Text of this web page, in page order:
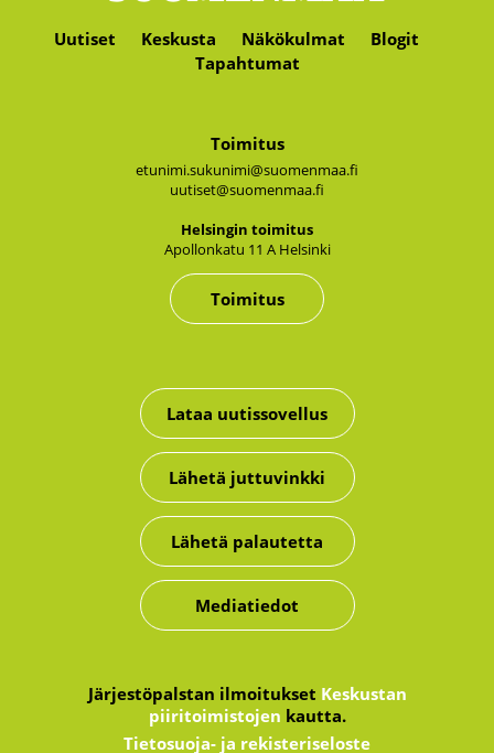
Uutiset Keskusta Näkökulmat
Blogit
Tapahtumat
Toimitus
etunimi.sukunimi@suomenmaa.fi
uutiset@suomenmaa.fi
Hel­sin­gin toi­mi­tus
Apol­lon­ka­tu 11 A Hel­sin­ki
Toimitus
Lataa uutissovellus
Lähetä juttuvinkki
Lähetä palautetta
Mediatiedot
Järjestöpalstan ilmoitukset Keskustan
piiritoimistojen kautta.
Tietosuoja- ja rekisteriseloste